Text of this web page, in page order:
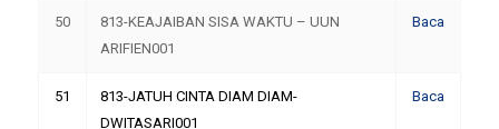
50
813-KEAJAIBAN SISA WAKTU – UUN
ARIFIEN001
Baca
51
813-JATUH CINTA DIAM DIAM-
DWITASARI001
Baca